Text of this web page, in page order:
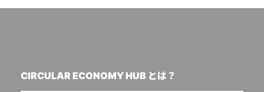
CIRCULAR ECONOMY HUB とは？